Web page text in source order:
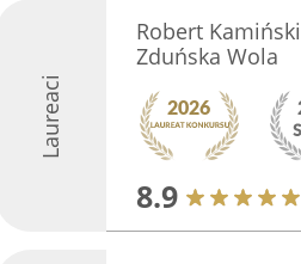
Laureaci
Robert Kamiński
Zduńska Wola
8.9